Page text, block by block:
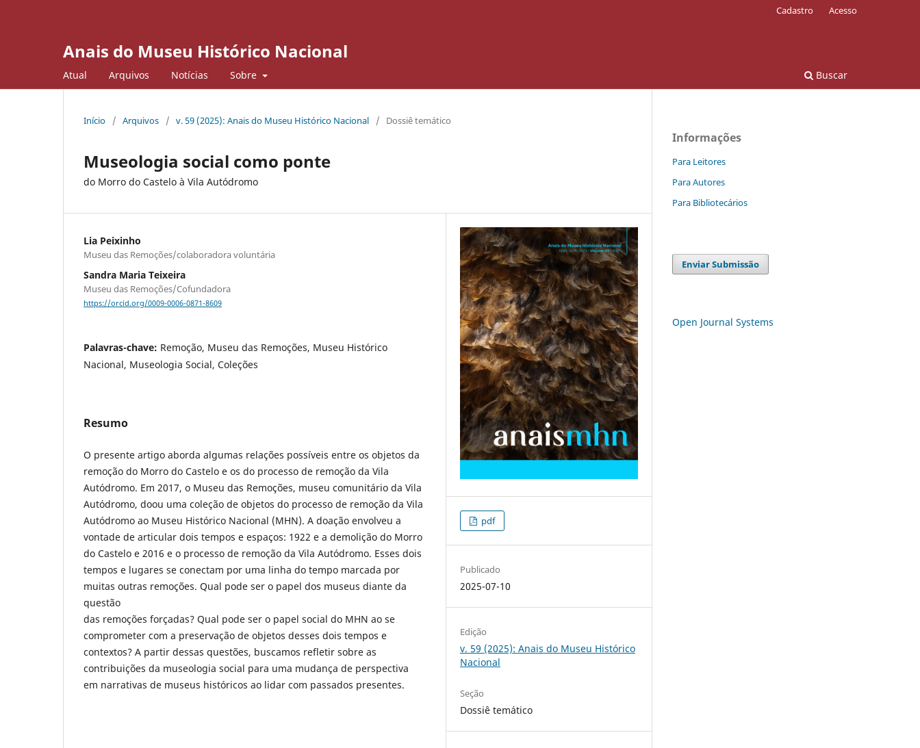
Anais do Museu Histórico Nacional
Atual Arquivos Notícias Sobre Buscar
Cadastro Acesso
Início / Arquivos / v. 59 (2025): Anais do Museu Histórico Nacional / Dossiê temático
Museologia social como ponte
do Morro do Castelo à Vila Autódromo
Lia Peixinho
Museu das Remoções/colaboradora voluntária
Sandra Maria Teixeira
Museu das Remoções/Cofundadora
https://orcid.org/0009-0006-0871-8609
Palavras-chave: Remoção, Museu das Remoções, Museu Histórico
Nacional, Museologia Social, Coleções
Resumo
O presente artigo aborda algumas relações possíveis entre os objetos da
remoção do Morro do Castelo e os do processo de remoção da Vila
Autódromo. Em 2017, o Museu das Remoções, museu comunitário da Vila
Autódromo, doou uma coleção de objetos do processo de remoção da Vila
Autódromo ao Museu Histórico Nacional (MHN). A doação envolveu a
vontade de articular dois tempos e espaços: 1922 e a demolição do Morro
do Castelo e 2016 e o processo de remoção da Vila Autódromo. Esses dois
tempos e lugares se conectam por uma linha do tempo marcada por
muitas outras remoções. Qual pode ser o papel dos museus diante da
questão
das remoções forçadas? Qual pode ser o papel social do MHN ao se
comprometer com a preservação de objetos desses dois tempos e
contextos? A partir dessas questões, buscamos refletir sobre as
contribuições da museologia social para uma mudança de perspectiva
em narrativas de museus históricos ao lidar com passados presentes.
pdf
Publicado
2025-07-10
Edição
v. 59 (2025): Anais do Museu Histórico
Nacional
Seção
Dossiê temático
Informações
Para Leitores
Para Autores
Para Bibliotecários
Enviar Submissão
Open Journal Systems